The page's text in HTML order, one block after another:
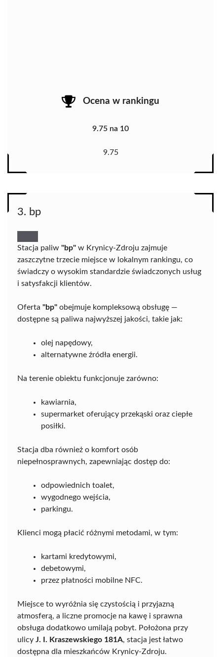
Ocena w rankingu
9.75 na 10
9.75
3. bp
Stacja paliw "bp" w Krynicy-Zdroju zajmuje
zaszczytne trzecie miejsce w lokalnym rankingu, co
świadczy o wysokim standardzie świadczonych usług
i satysfakcji klientów.
Oferta "bp" obejmuje kompleksową obsługę —
dostępne są paliwa najwyższej jakości, takie jak:
olej napędowy,
alternatywne źródła energii.
Na terenie obiektu funkcjonuje zarówno:
kawiarnia,
supermarket oferujący przekąski oraz ciepłe
posiłki.
Stacja dba również o komfort osób
niepełnosprawnych, zapewniając dostęp do:
odpowiednich toalet,
wygodnego wejścia,
parkingu.
Klienci mogą płacić różnymi metodami, w tym:
kartami kredytowymi,
debetowymi,
przez płatności mobilne NFC.
Miejsce to wyróżnia się czystością i przyjazną
atmosferą, a liczne promocje na kawę i sprawna
obsługa dodatkowo umilają pobyt. Położona przy
ulicy J. I. Kraszewskiego 181A, stacja jest łatwo
dostępna dla mieszkańców Krynicy-Zdroju.